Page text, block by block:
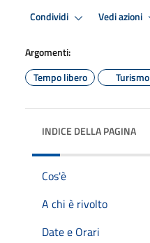
Condividi Vedi azioni
Argomenti:
Tempo libero
Turismo
INDICE DELLA PAGINA
Cos'è
A chi è rivolto
Date e Orari